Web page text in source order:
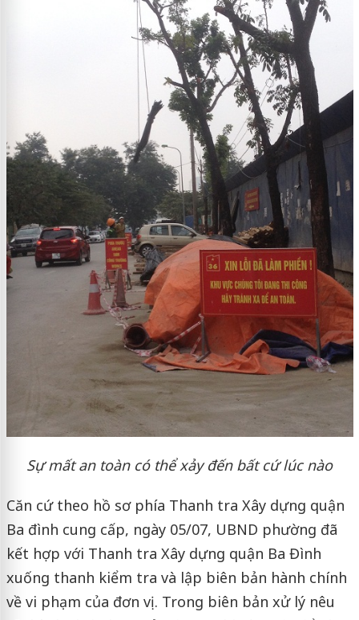
Sự mất an toàn có thể xảy đến bất cứ lúc nào
Căn cứ theo hồ sơ phía Thanh tra Xây dựng quận
Ba đình cung cấp, ngày 05/07, UBND phường đã
kết hợp với Thanh tra Xây dựng quận Ba Đình
xuống thanh kiểm tra và lập biên bản hành chính
về vi phạm của đơn vị. Trong biên bản xử lý nêu